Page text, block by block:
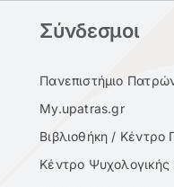
Σύνδεσμοι
Πανεπιστήμιο
My.upatras.gr
Βιβλιοθήκη /
Κέντρο Ψυχολογικής